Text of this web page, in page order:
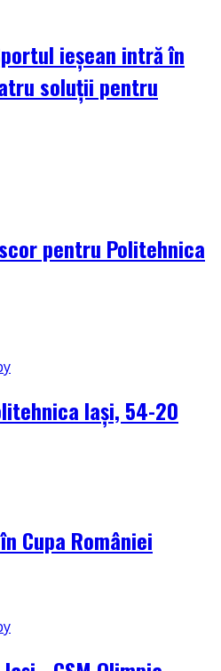
ieșean intră în
soluții pentru
pentru Politehnica
Iași, 54-20
Cupa României